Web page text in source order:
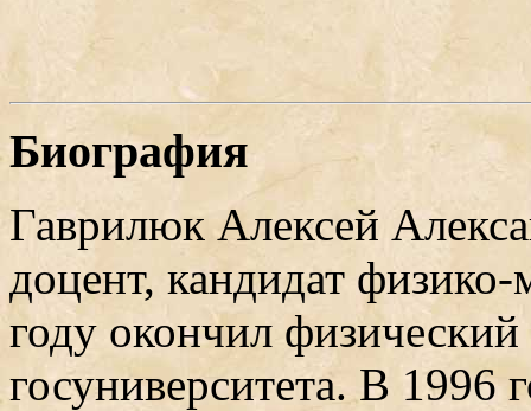
Биография
Гавpилюк Алексей
доцент, кандидат
году окончил физический
госунивеpситета. В 1996